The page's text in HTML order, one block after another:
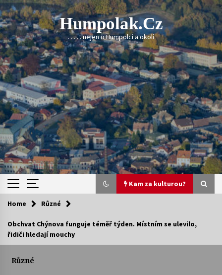
Skip
to
content
Humpolak.cz
. . . . . nejen o Humpolci a okolí
Kam za kulturou?
Kam za kulturou?
Letní koncerty ve Stromovce: Ars Camerata a
Home Různé
Obchvat Chýnova funguje téměř týden. Místním se ulevilo,
řidiči hledají mouchy
Různé